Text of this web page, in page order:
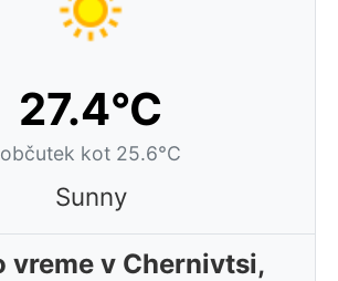
27.4°C
občutek kot 25.6°C
Sunny
vreme v Chernivtsi,